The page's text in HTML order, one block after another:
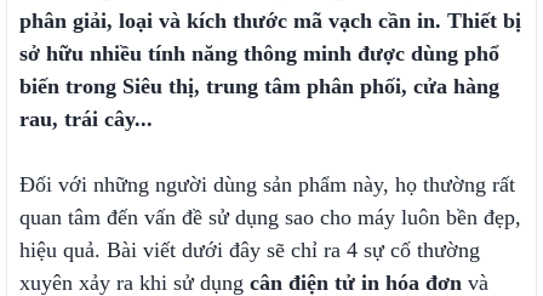
phân giải, loại và kích thước mã vạch cần in. Thiết bị
sở hữu nhiều tính năng thông minh được dùng phổ
biến trong Siêu thị, trung tâm phân phối, cửa hàng
rau, trái cây...
Đối với những người dùng sản phẩm này, họ thường rất
quan tâm đến vấn đề sử dụng sao cho máy luôn bền đẹp,
hiệu quả. Bài viết dưới đây sẽ chỉ ra 4 sự cố thường
xuyên xảy ra khi sử dụng cân điện tử in hóa đơn và